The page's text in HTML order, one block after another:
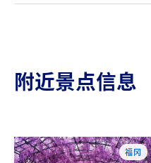
附近景点信息
福冈